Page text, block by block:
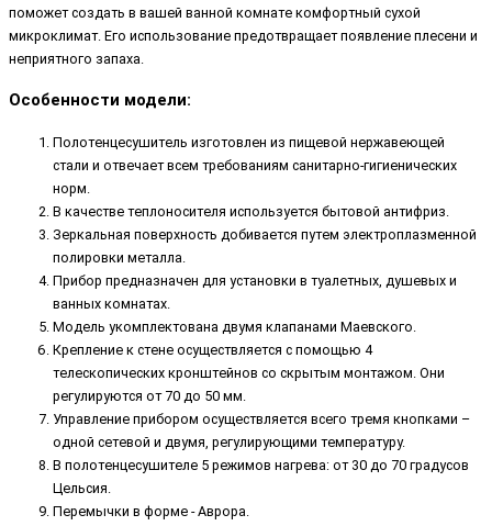
поможет создать в вашей ванной комнате комфортный сухой
микроклимат. Его использование предотвращает появление плесени и
неприятного запаха.
Особенности модели:
Полотенцесушитель изготовлен из пищевой нержавеющей
стали и отвечает всем требованиям санитарно-гигиенических
норм.
В качестве теплоносителя используется бытовой антифриз.
Зеркальная поверхность добивается путем электроплазменной
полировки металла.
Прибор предназначен для установки в туалетных, душевых и
ванных комнатах.
Модель укомплектована двумя клапанами Маевского.
Крепление к стене осуществляется с помощью 4
телескопических кронштейнов со скрытым монтажом. Они
регулируются от 70 до 50 мм.
Управление прибором осуществляется всего тремя кнопками –
одной сетевой и двумя, регулирующими температуру.
В полотенцесушителе 5 режимов нагрева: от 30 до 70 градусов
Цельсия.
Перемычки в форме - Аврора.